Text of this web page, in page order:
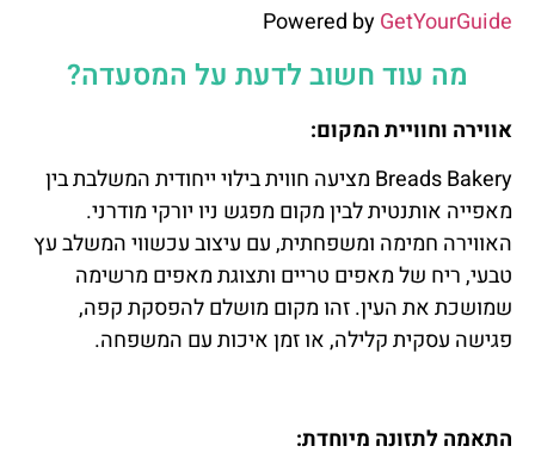
Powered byGetYourGuide
מה עוד חשוב לדעת על המסעדה?
אווירה וחוויית המקום:
Breads Bakery מציעה חווית בילוי ייחודית המשלבת בין
מאפייה אותנטית לבין מקום מפגש ניו יורקי מודרני.
האווירה חמימה ומשפחתית, עם עיצוב עכשווי המשלב עץ
טבעי, ריח של מאפים טריים ותצוגת מאפים מרשימה
שמושכת את העין. זהו מקום מושלם להפסקת קפה,
פגישה עסקית קלילה, או זמן איכות עם המשפחה.
התאמה לתזונה מיוחדת: